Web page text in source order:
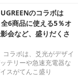
のコラボは
6商品に使える5％オ
会など、盛りだくさ
コラボは、爻光がデザイ
テリーや急速充電器な
スがてんこ盛り